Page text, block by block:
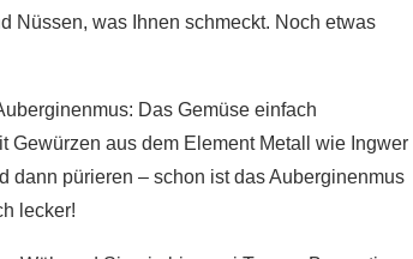
Nüssen, was Ihnen schmeckt. Noch etwas
Das Gemüse einfach
Gewürzen aus dem Element Metall wie Ingwer
dann pürieren – schon ist das Auberginenmus
lecker!